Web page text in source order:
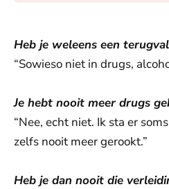
Heb je weleens een
“Sowieso niet in drugs,
Je hebt nooit meer drugs
“Nee, echt niet. Ik sta er
zelfs nooit meer gerookt.”
Heb je dan nooit die